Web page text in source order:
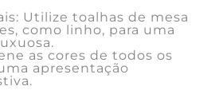
Utilize toalhas de mesa
como linho, para uma
as cores de todos os
apresentação